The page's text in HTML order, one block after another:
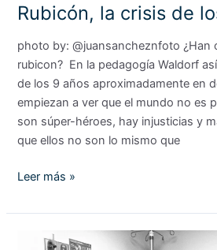
Rubicón, la crisis de
photo by: @juansancheznfoto ¿Han
rubicon? En la pedagogía Waldorf
de los 9 años aproximadamente en
empiezan a ver que el mundo no es
son súper-héroes, hay injusticias y
que ellos no son lo mismo que
Leer más »